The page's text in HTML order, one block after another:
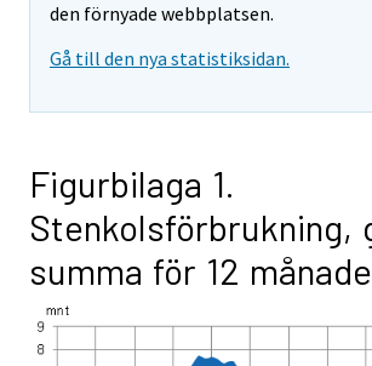
den förnyade webbplatsen.
Gå till den nya statistiksidan.
Figurbilaga 1.
Stenkolsförbrukning,
summa för 12